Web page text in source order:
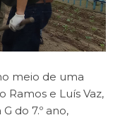
meio de uma
Ramos e Luís Vaz,
do 7.º ano,